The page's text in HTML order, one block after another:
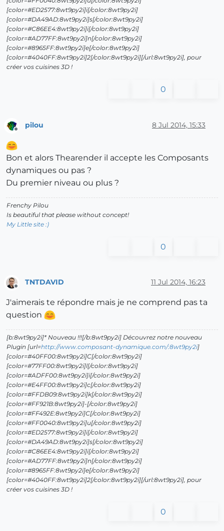
[color=#ED2577:8wt9py2i]i[/color:8wt9py2i]
[color=#DA49AD:8wt9py2i]s[/color:8wt9py2i]
[color=#C86EE4:8wt9py2i]i[/color:8wt9py2i]
[color=#AD77FF:8wt9py2i]n[/color:8wt9py2i]
[color=#8965FF:8wt9py2i]e[/color:8wt9py2i]
[color=#4040FF:8wt9py2i]2[/color:8wt9py2i][/url:8wt9py2i], pour
créer vos cuisines 3D !
0
Offline
pilou 8 Jul 2014, 15:33
Bon et alors Thearender il accepte les Composants
dynamiques ou pas ?
Du premier niveau ou plus ?
Frenchy Pilou
Is beautiful that please without concept!
My Little site :)
0
TNTDAVID 11 Jul 2014, 16:23
J'aimerais te répondre mais je ne comprend pas ta
question
[b:8wt9py2i]* Nouveau !!![/b:8wt9py2i] Découvrez notre nouveau
Plugin [url=http://www.composant-dynamique.com/:8wt9py2i]
[color=#40FF00:8wt9py2i]C[/color:8wt9py2i]
[color=#77FF00:8wt9py2i]l[/color:8wt9py2i]
[color=#ADFF00:8wt9py2i]i[/color:8wt9py2i]
[color=#E4FF00:8wt9py2i]c[/color:8wt9py2i]
[color=#FFDB09:8wt9py2i]k[/color:8wt9py2i]
[color=#FF921B:8wt9py2i]-[/color:8wt9py2i]
[color=#FF492E:8wt9py2i]C[/color:8wt9py2i]
[color=#FF0040:8wt9py2i]u[/color:8wt9py2i]
[color=#ED2577:8wt9py2i]i[/color:8wt9py2i]
[color=#DA49AD:8wt9py2i]s[/color:8wt9py2i]
[color=#C86EE4:8wt9py2i]i[/color:8wt9py2i]
[color=#AD77FF:8wt9py2i]n[/color:8wt9py2i]
[color=#8965FF:8wt9py2i]e[/color:8wt9py2i]
[color=#4040FF:8wt9py2i]2[/color:8wt9py2i][/url:8wt9py2i], pour
créer vos cuisines 3D !
0